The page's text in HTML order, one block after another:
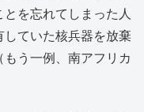
を忘れてしまった人
ていた核兵器を放棄
う一例、南アフリカ